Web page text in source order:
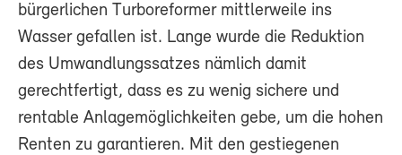
bürgerlichen Turboreformer mittlerweile ins
Wasser gefallen ist. Lange wurde die Reduktion
des Umwandlungssatzes nämlich damit
gerechtfertigt, dass es zu wenig sichere und
rentable Anlagemöglichkeiten gebe, um die hohen
Renten zu garantieren. Mit den gestiegenen